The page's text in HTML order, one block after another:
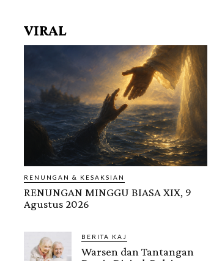
VIRAL
RENUNGAN & KESAKSIAN
RENUNGAN MINGGU BIASA XIX, 9
Agustus 2026
BERITA KAJ
Warsen dan Tantangan